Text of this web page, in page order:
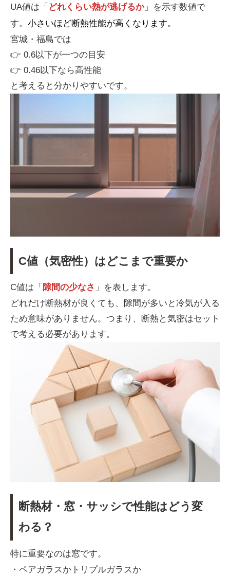
UA値は「 どれくらい熱が逃げるか」を示す数値で
す。 小さいほど断熱性能が高くなります。
宮城・福島では
👉 0.6以下が一つの目安
👉 0.46以下なら高性能
と考えると分かりやすいです。
C値（気密性）はどこまで重要か
C値は「 隙間の少なさ 」を表します。
どれだけ断熱材が良くても、隙間が多いと冷気が入る
ため意味がありません。つまり、断熱と気密はセット
で考える必要があります。
断熱材・窓・サッシで性能はどう変
わる？
特に重要なのは窓です。
・ペアガラスかトリプルガラスか